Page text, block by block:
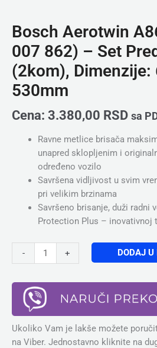
Bosch Aerotwin
007 862) – Set
(2kom), Dimenzije:
530mm
Cena: 3.380,00 RSD sa
Ravne metlice brisača
unapred sklopljenim i
određeno vozilo
Savršena vidljivost u svim
pri velikim brzinama
Savršeno brisanje, duži radni
Protection Plus – inovativnoj
- + DODAJ U
Ukoliko Vam je lakše možete
na Viber. Jednostavno kliknite na